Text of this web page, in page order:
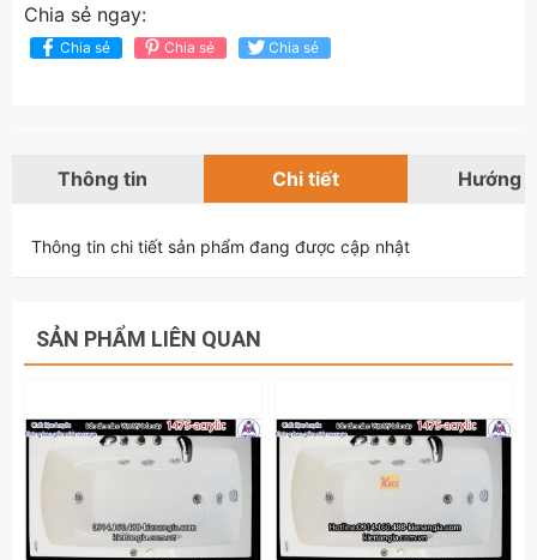
Chia sẻ ngay:
Chia sẻ Chia sẻ Chia sẻ
Thông tin Chi tiết Hướng
Thông tin chi tiết sản phẩm đang được cập nhật
SẢN PHẨM LIÊN QUAN